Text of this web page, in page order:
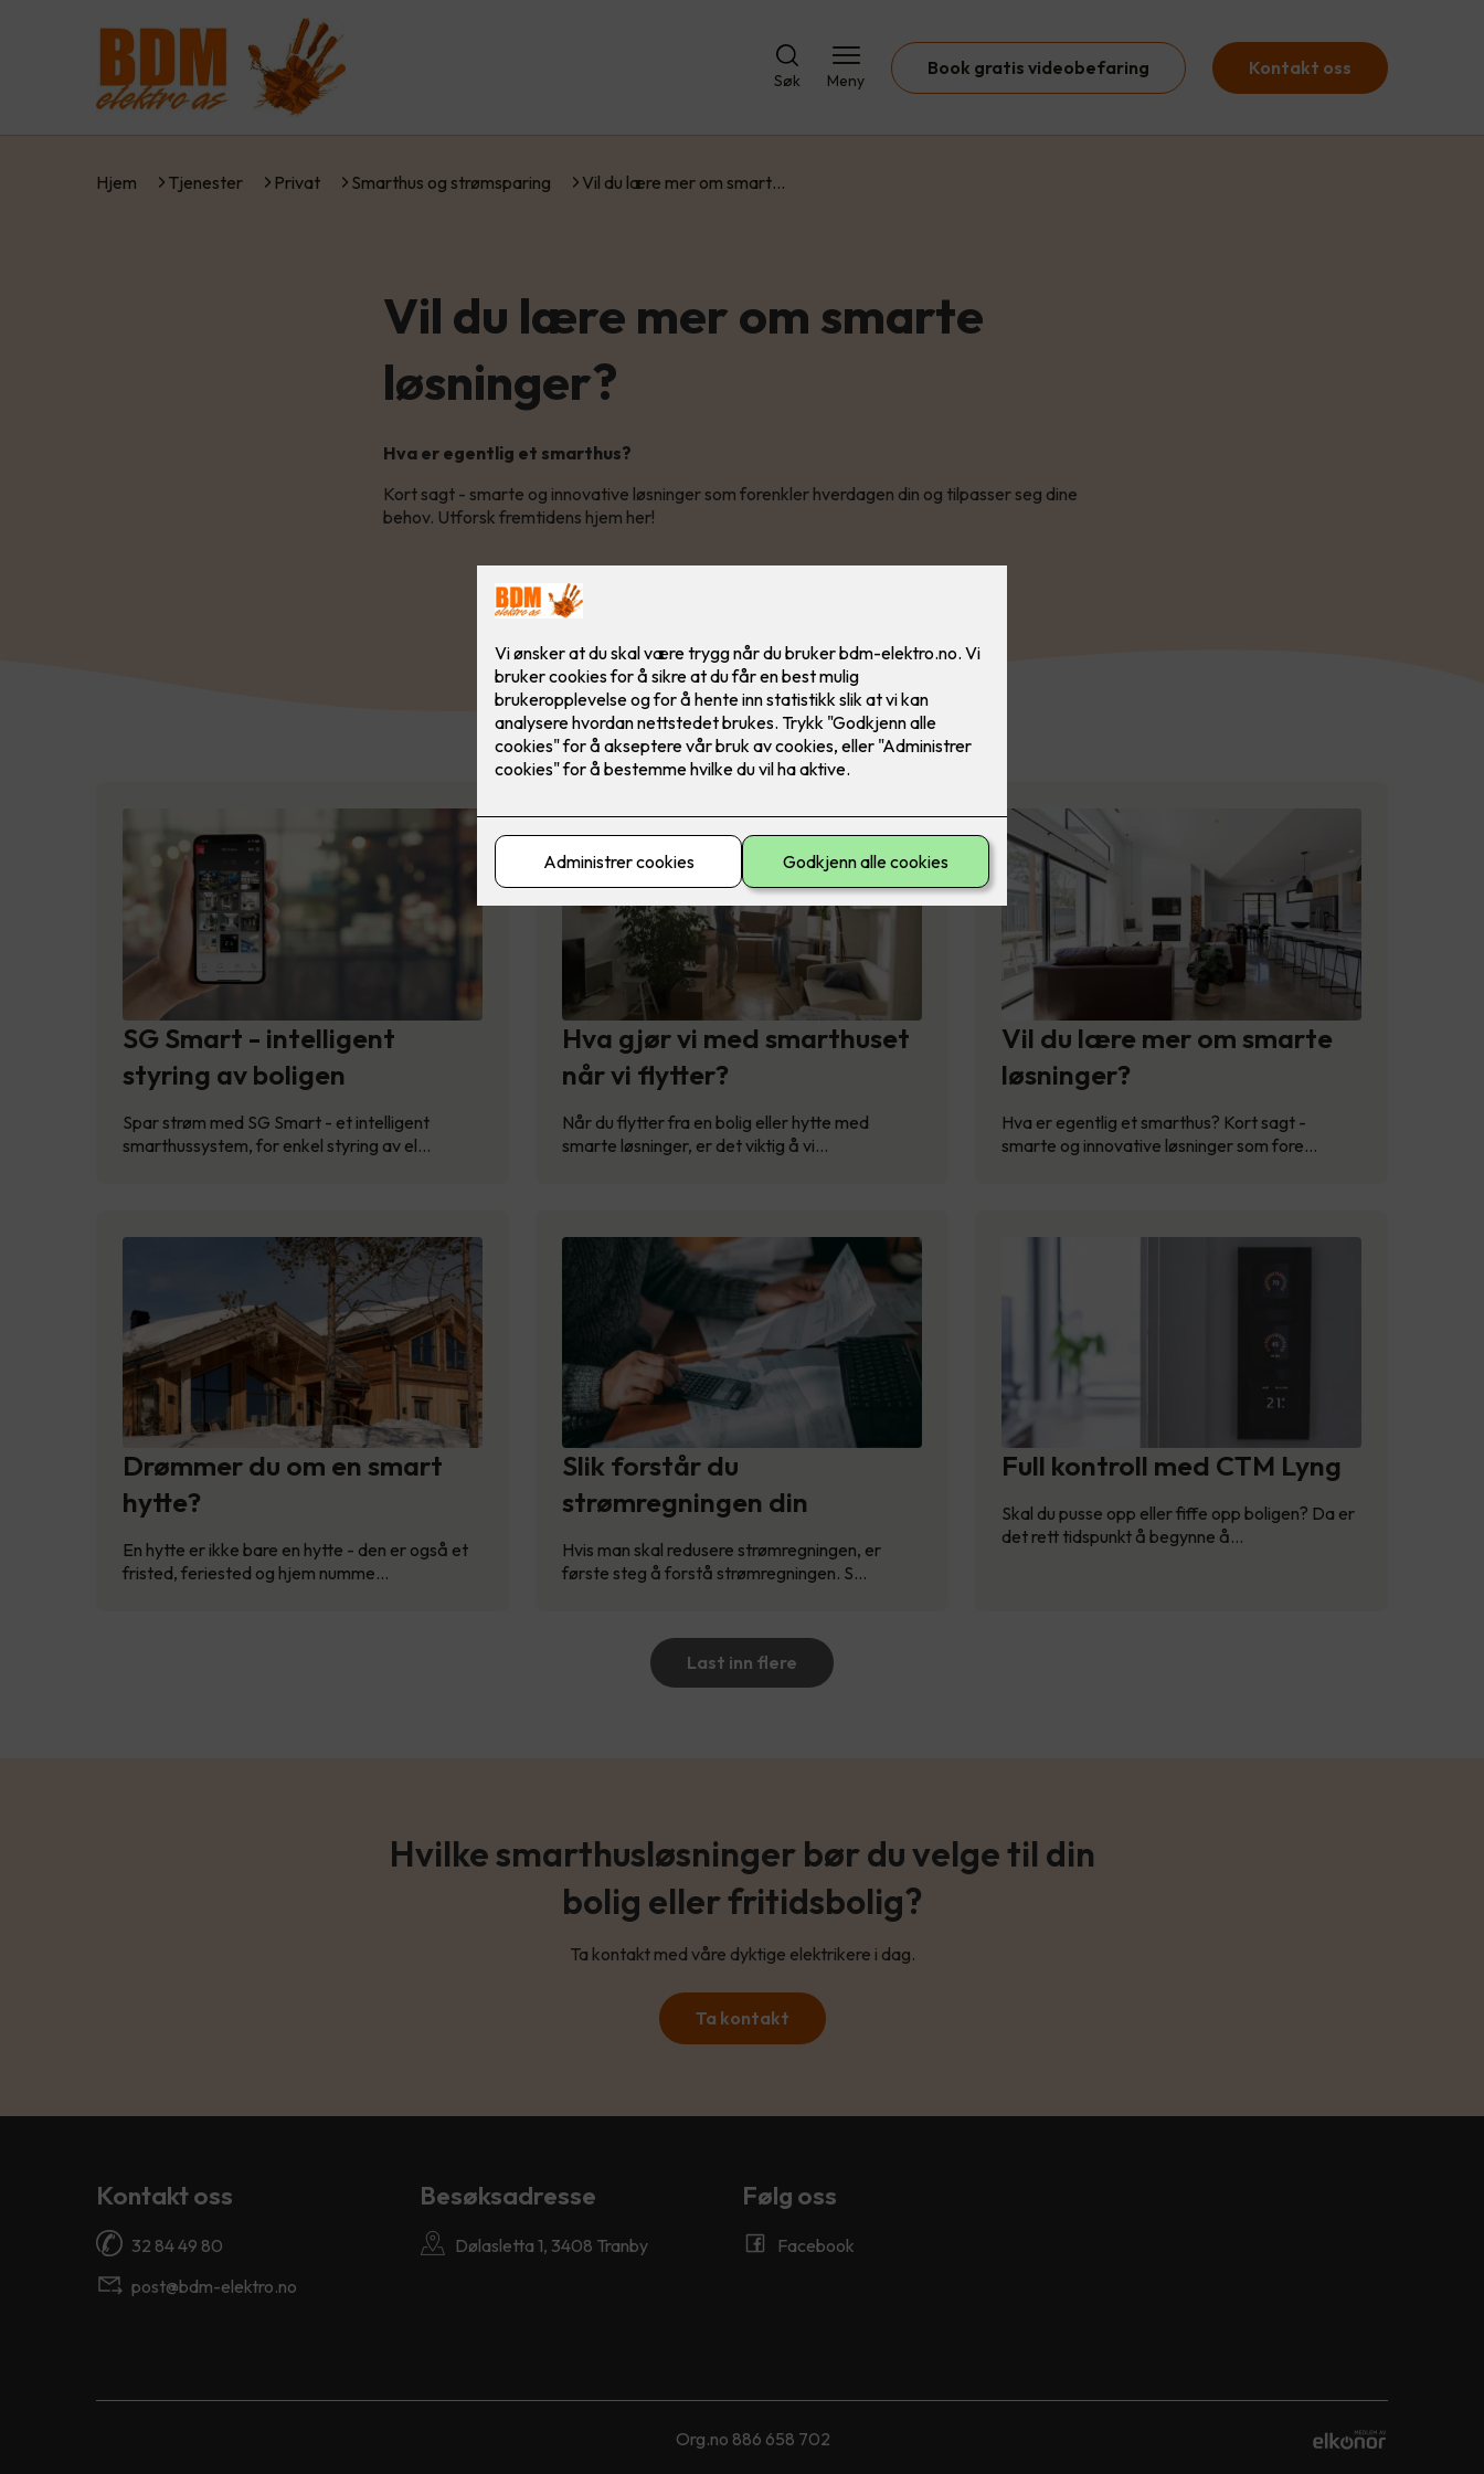
Søk Meny
Book gratis videobefaring Kontakt oss
Hjem Tjenester Privat Smarthus og strømsparing Vil du lære mer om smart…
Vil du lære mer om smarte
løsninger?
Hva er egentlig et smarthus?
Kort sagt - smarte og innovative løsninger som forenkler hverdagen din og tilpasser seg dine
behov. Utforsk fremtidens hjem her!
SG Smart - intelligent
styring av boligen
Spar strøm med SG Smart - et intelligent
smarthussystem, for enkel styring av el…
Hva gjør vi med smarthuset
når vi flytter?
Når du flytter fra en bolig eller hytte med
smarte løsninger, er det viktig å vi…
Vil du lære mer om smarte
løsninger?
Hva er egentlig et smarthus? Kort sagt -
smarte og innovative løsninger som fore…
Drømmer du om en smart
hytte?
En hytte er ikke bare en hytte - den er også et
fristed, feriested og hjem numme…
Slik forstår du
strømregningen din
Hvis man skal redusere strømregningen, er
første steg å forstå strømregningen. S…
Full kontroll med CTM Lyng
Skal du pusse opp eller fiffe opp boligen? Da er
det rett tidspunkt å begynne å…
Last inn flere
Hvilke smarthusløsninger bør du velge til din
bolig eller fritidsbolig?
Ta kontakt med våre dyktige elektrikere i dag.
Ta kontakt
Kontakt oss
32 84 49 80
post@bdm-elektro.no
Besøksadresse
Dølasletta 1, 3408 Tranby
Følg oss
Facebook
Org.no 886 658 702